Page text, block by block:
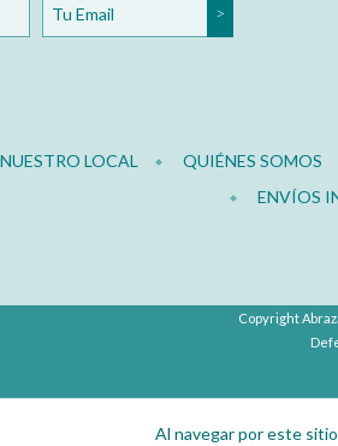
Al navegar por este sitio
NUESTRO LOCAL QUIÉNES SOMOS
ENVÍOS
Copyright